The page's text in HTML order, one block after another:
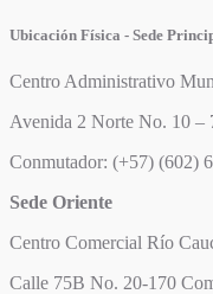
Ubicación Física - Sede
Centro Administrativo
Avenida 2 Norte No. 10 –
Conmutador: (+57) (602)
Sede Oriente
Centro Comercial Río
Calle 75B No. 20-170